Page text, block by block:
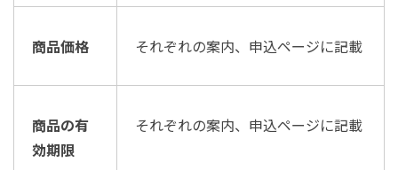
商品価格 それぞれの案内、申込ページに記載
商品の有
効期限
それぞれの案内、申込ページに記載